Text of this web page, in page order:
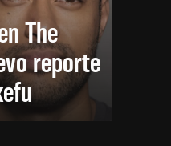
The
reporte